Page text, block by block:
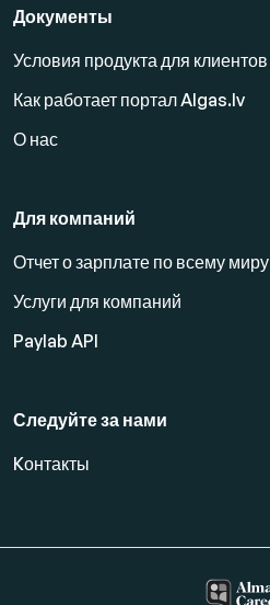
Документы
Условия продукта для клиентов
Как работает портал Algas.lv
О нас
Для компаний
Отчет о зарплате по всему миру
Услуги для компаний
Paylab API
Следуйте за нами
Kонтакты